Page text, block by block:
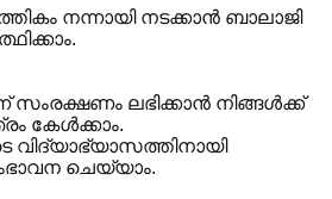
നന്നായി നടക്കാൻ ബാലാജി
സംരക്ഷണം ലഭിക്കാൻ നിങ്ങൾക്ക്
കേൾക്കാം.
വിദ്യാഭ്യാസത്തിനായി
ചെയ്യാം.